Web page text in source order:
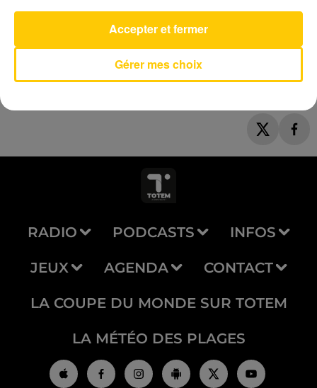
Talk
COLDPLAY
RADIO PODCASTS INFOS
JEUX AGENDA CONTACT
LA COUPE DU MONDE SUR TOTEM
LA MÉTÉO DES PLAGES
Gérer mes choix
Accepter et fermer